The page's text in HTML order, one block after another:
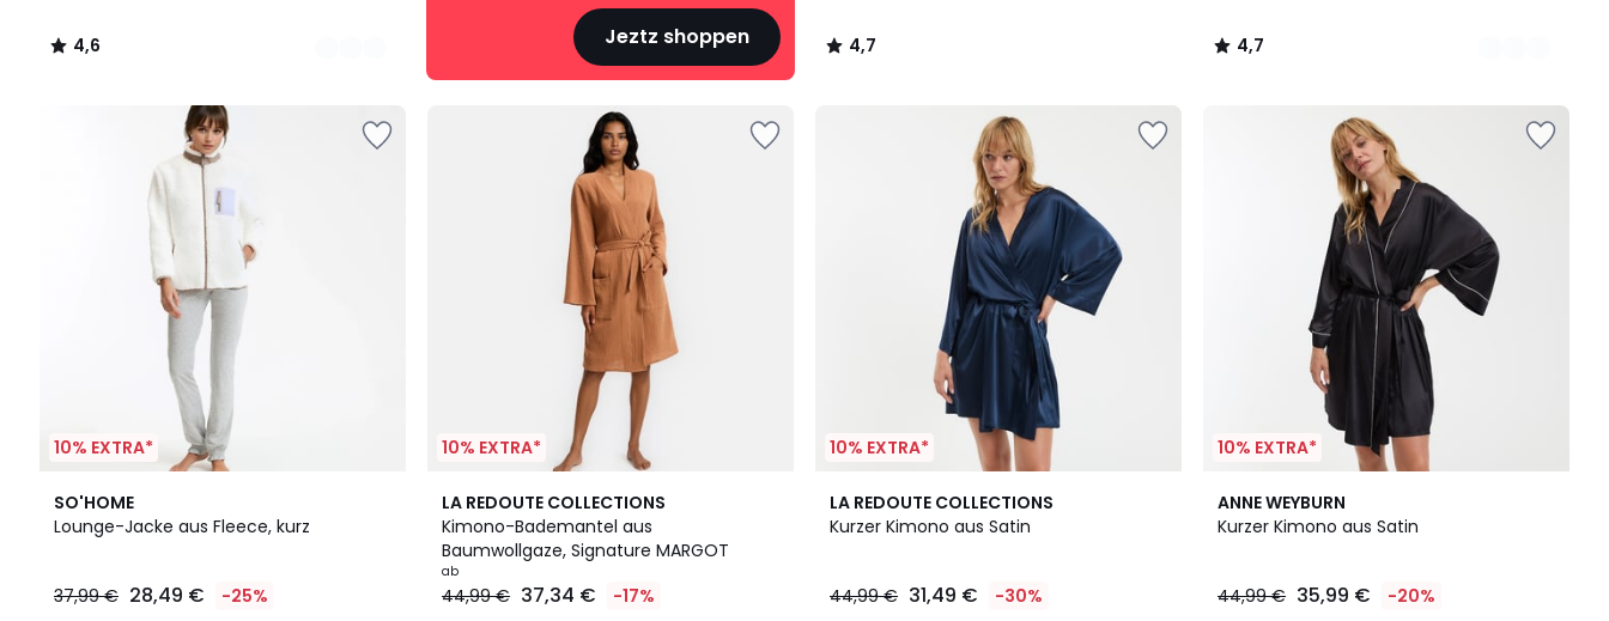
4,6
/
Jeztz shoppen 4,7
/
4,7
/
10% EXTRA*
SO'HOME
Lounge-Jacke aus Fleece, kurz
37,99 € 28,49 € -25%
4,8
/ 5
10% EXTRA*
LA REDOUTE COLLECTIONS
Kimono-Bademantel aus
Baumwollgaze, Signature MARGOT
ab
44,99 € 37,34 € -17%
4,6
/ 5
2
Farben
10% EXTRA*
LA REDOUTE COLLECTIONS
Kurzer Kimono aus Satin
44,99 € 31,49 € -30%
4,8
/ 5
2
Farben
10% EXTRA*
ANNE WEYBURN
Kurzer Kimono aus Satin
44,99 € 35,99 € -20%
3
/